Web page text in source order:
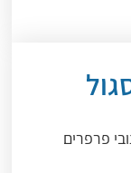
פרפרים